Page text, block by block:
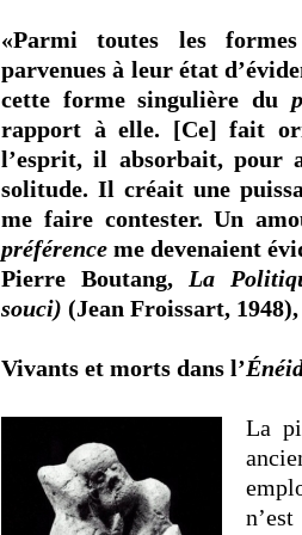
«Parmi toutes les
parvenues à leur état
cette forme singulière du
rapport à elle. [Ce] fait
l’esprit, il absorbait, pour
solitude. Il créait une
me faire contester. Un
préférence me devenaient
Pierre Boutang, La
souci) (Jean Froissart,
Vivants et morts dans l’
La